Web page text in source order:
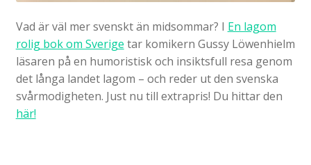
Vad är väl mer svenskt än midsommar? I En lagom
rolig bok om Sverige tar komikern Gussy Löwenhielm
läsaren på en humoristisk och insiktsfull resa genom
det långa landet lagom – och reder ut den svenska
svårmodigheten. Just nu till extrapris! Du hittar den
här!